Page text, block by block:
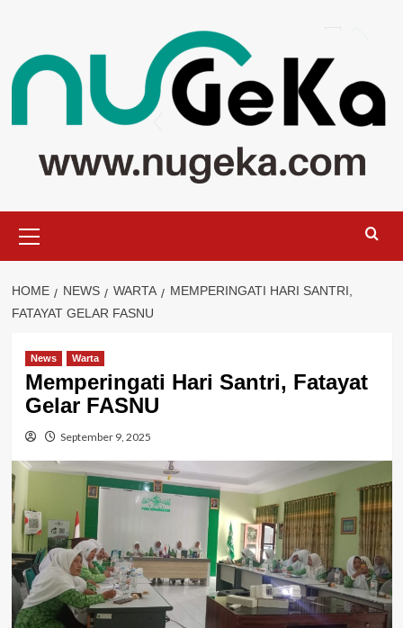
content
Menu
HOME NEWS WARTA
MEMPERINGATI HARI SANTRI,
FATAYAT GELAR FASNU
News Warta
Memperingati Hari Santri, Fatayat
Gelar FASNU
September 9, 2025